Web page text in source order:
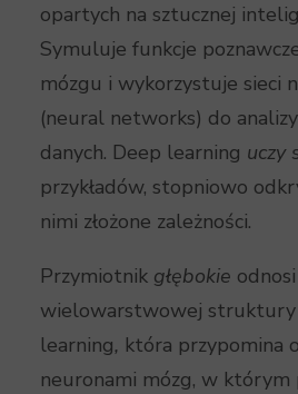
opartych na sztucznej
Symuluje funkcje
mózgu i wykorzystuje sieci
(neural networks) do
danych. Deep learning uczy
przykładów, stopniowo
nimi złożone zależności.
Przymiotnik głębokie
wielowarstwowej
learning, która przypomina
neuronami mózg, w którym